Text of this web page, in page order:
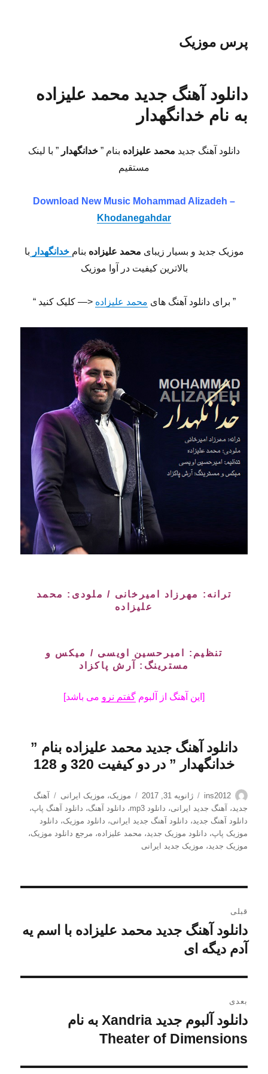
پرس موزیک
دانلود آهنگ جدید محمد علیزاده
به نام خدانگهدار
دانلود آهنگ جدید محمد علیزاده بنام ” خدانگهدار ” با لینک
مستقیم
Download New Music Mohammad Alizadeh –
Khodanegahdar
موزیک جدید و بسیار زیبای محمد علیزاده بنام خدانگهدار با
بالاترین کیفیت در آوا موزیک
” برای دانلود آهنگ های محمد علیزاده <— کلیک کنید “
ترانه: مهرزاد امیرخانی / ملودی: محمد
علیزاده
تنظیم: امیرحسین اویسی / میکس و
مسترینگ: آرش پاکزاد
[این آهنگ از آلبوم گفتم نرو می باشد]
دانلود آهنگ جدید محمد علیزاده بنام ”
خدانگهدار ” در دو کیفیت 320 و 128
نویسنده
ins2012
ارسال
شده
در
ژانویه 31, 2017 دسته‌ها
موزیک، موزیک ایرانی برچسب‌ها
آهنگ
جدید، آهنگ جدید ایرانی، دانلود mp3 ، دانلود آهنگ، دانلود آهنگ پاپ،
دانلود آهنگ جدید، دانلود آهنگ جدید ایرانی، دانلود موزیک، دانلود
موزیک پاپ، دانلود موزیک جدید، محمد علیزاده، مرجع دانلود موزیک،
موزیک جدید، موزیک جدید ایرانی
نوشته
قبلی
نوشته
قبلی:
دانلود آهنگ جدید محمد علیزاده با اسم یه
آدم دیگه ای
بعدی
نوشته
بعدی:
دانلود آلبوم جدید Xandria به نام
Theater of Dimensions